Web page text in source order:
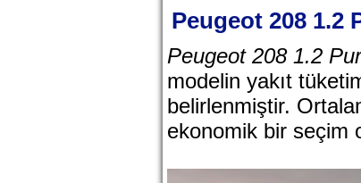
Peugeot 208 1.2
Peugeot 208 1.2
modelin yakıt
belirlenmiştir.
ekonomik bir seçim